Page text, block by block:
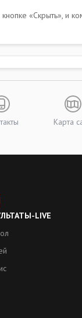
«Скрыть», и
Карта
LIVE